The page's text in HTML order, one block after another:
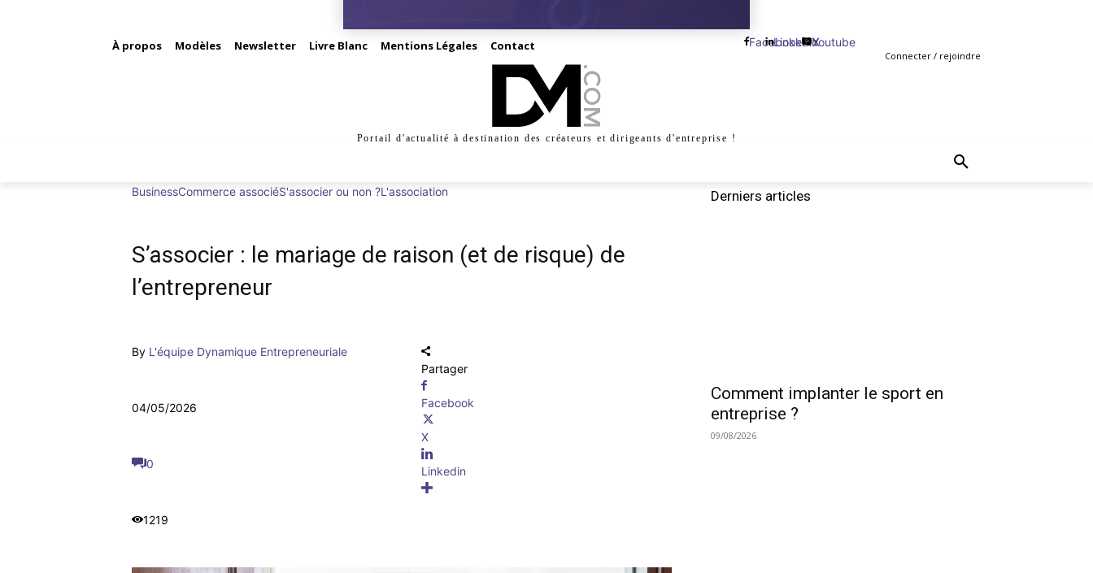
À propos Modèles Newsletter Livre Blanc Mentions Légales Contact Facebook
Linkedin
X
Youtube
Connecter / rejoindre
Portail d'actualité à destination des créateurs et dirigeants d'entreprise !
BusinessCommerce associéS'associer ou non ?L'association
S’associer : le mariage de raison (et de risque) de
l’entrepreneur
By L'équipe Dynamique Entrepreneuriale
04/05/2026
0
1219
Partager
Facebook
X
Linkedin
Derniers articles
Comment implanter le sport en
entreprise ?
09/08/2026